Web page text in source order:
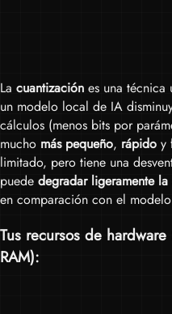
La cuantización es una
un modelo local de IA
cálculos (menos bits por
mucho más pequeño, rápido y
limitado, pero tiene una
puede degradar ligeramente
en comparación con el
Tus recursos de hardware
RAM):